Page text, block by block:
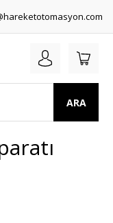
ARA